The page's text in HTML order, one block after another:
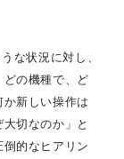
な状況に対し、
の機種で、ど
新しい操作は
切なのか」と
的なヒアリン